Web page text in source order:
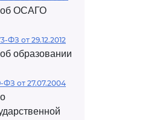
ОСАГО
ФЗ от 29.12.2012
образовании
ФЗ от 27.07.2004